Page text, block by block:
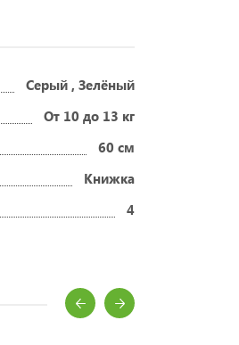
Серый , Зелёный
От 10 до 13 кг
60 см
Книжка
4